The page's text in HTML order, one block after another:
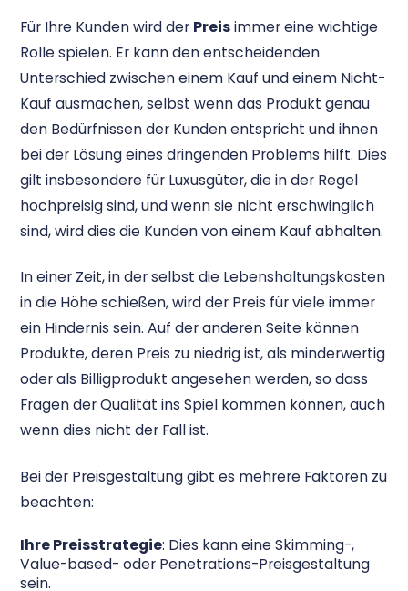
Für Ihre Kunden wird der Preisimmer eine wichtige
Rolle spielen. Er kann den entscheidenden
Unterschied zwischen einem Kauf und einem Nicht-
Kauf ausmachen, selbst wenn das Produkt genau
den Bedürfnissen der Kunden entspricht und ihnen
bei der Lösung eines dringenden Problems hilft. Dies
gilt insbesondere für Luxusgüter, die in der Regel
hochpreisig sind, und wenn sie nicht erschwinglich
sind, wird dies die Kunden von einem Kauf abhalten.
In einer Zeit, in der selbst die Lebenshaltungskosten
in die Höhe schießen, wird der Preis für viele immer
ein Hindernis sein. Auf der anderen Seite können
Produkte, deren Preis zu niedrig ist, als minderwertig
oder als Billigprodukt angesehen werden, so dass
Fragen der Qualität ins Spiel kommen können, auch
wenn dies nicht der Fall ist.
Bei der Preisgestaltung gibt es mehrere Faktoren zu
beachten:
Ihre Preisstrategie: Dies kann eine Skimming-,
Value-based- oder Penetrations-Preisgestaltung
sein.